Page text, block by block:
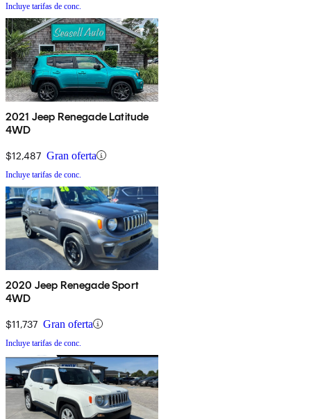
Incluye tarifas de conc.
2021 Jeep Renegade Latitude
4WD
$12,487 Gran oferta
Incluye tarifas de conc.
2020 Jeep Renegade Sport
4WD
$11,737 Gran oferta
Incluye tarifas de conc.